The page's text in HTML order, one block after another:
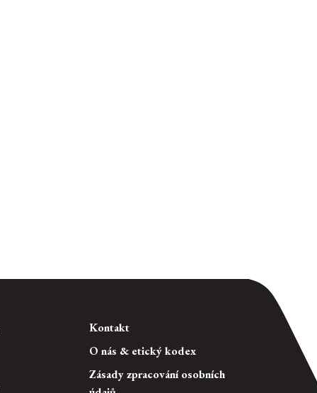
Kontakt
O nás & etický kodex
Zásady zpracování osobních